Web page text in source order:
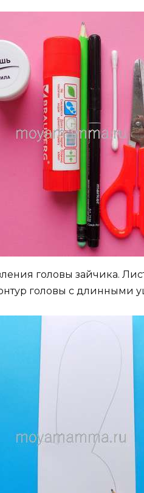
головы зайчика.
головы с длинными